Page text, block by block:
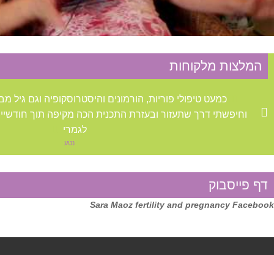
אורטיקריה
אסטמה של העור
נשירת שיער
סבוריאה
המלצות מלקוחות
כמעט טיפולי פוריות, הורמונים והיסטרוסקופיה וגם גיל
וחיפשתי דרך שתעזור ובעזרת התכנית הכה מקיפה תוך
לגמרי
נטע
דף פייסבוק
Sara Maoz fertility and pregnancy Facebook